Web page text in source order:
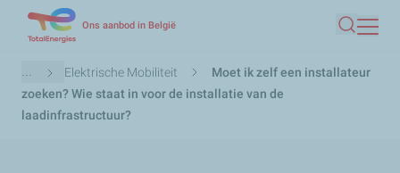
naar
de
Ons aanbod in België
Zoeken
Kruimelpad
... Elektrische Mobiliteit
Moet ik zelf een installateur
zoeken? Wie staat in voor de installatie van de
laadinfrastructuur?